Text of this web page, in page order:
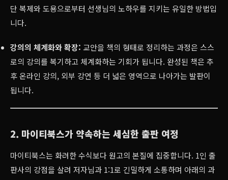
단 복제와 도용으로부터 선생님의 노하우를 지키는 유일한 방법입
니다.
강의의 체계화와 확장: 교안을 책의 형태로 정리하는 과정은 스스
로의 강의를 복기하고 체계화하는 기회가 됩니다. 완성된 책은 추
후 온라인 강의, 외부 강연 등 더 넓은 영역으로 나아가는 발판이
됩니다.
2. 마이티북스가 약속하는 세심한 출판 여정
마이티북스는 화려한 수식보다 원고의 본질에 집중합니다. 1인 출
판사의 강점을 살려 저자님과 1:1로 긴밀하게 소통하며 아래의 과